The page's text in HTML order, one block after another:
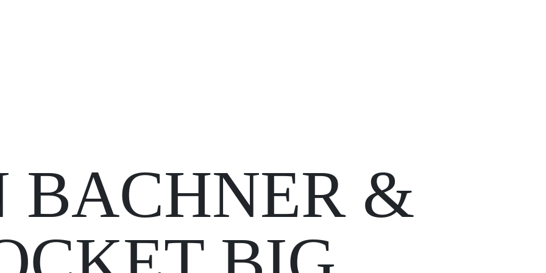
BACHNER &